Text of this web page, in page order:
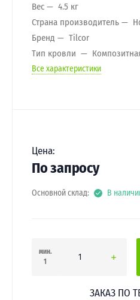
Вес
4.5 кг
Страна производитель
Бренд
Tilcor
Тип кровли
Все характеристики
Цена:
По запросу
Основной склад: В
мин.
1
ЗАКАЗ ПО